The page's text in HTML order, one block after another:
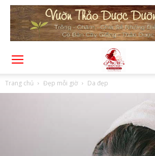
Trang chủ Đẹp mỗi giờ Da đẹp